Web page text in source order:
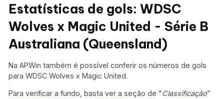
Estatísticas de gols: WDSC
Wolves x Magic United - Série B
Australiana (Queensland)
Na APWin também é possível conferir os números de gols
para WDSC Wolves x Magic United.
Para verificar a fundo, basta ver a seção de " Classificação”